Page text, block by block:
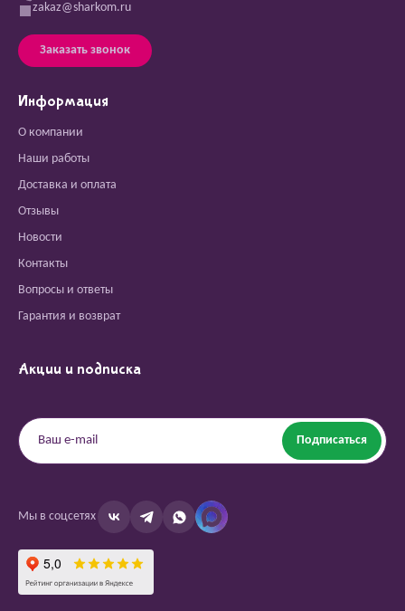
zakaz@sharkom.ru
Заказать звонок
Информация
О компании
Наши работы
Доставка и оплата
Отзывы
Новости
Контакты
Вопросы и ответы
Гарантия и возврат
Акции и подписка
Подписаться
Мы в соцсетях